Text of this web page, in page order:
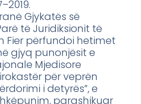
Gjykatës së
të Juridiksionit të
Fier përfundoi hetimet
gjyq punonjësit e
Mjedisore
për veprën
i detyrës”, e
parashikuar